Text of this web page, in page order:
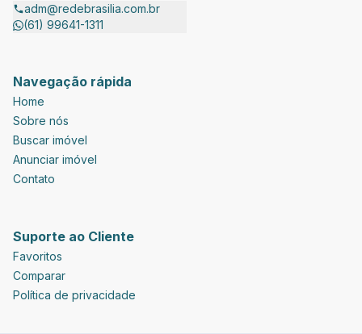
adm@redebrasilia.com.br
(61) 99641-1311
Navegação rápida
Home
Sobre nós
Buscar imóvel
Anunciar imóvel
Contato
Suporte ao Cliente
Favoritos
Comparar
Política de privacidade